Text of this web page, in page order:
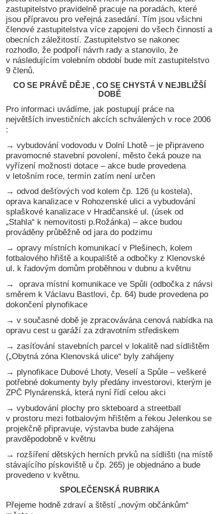
zastupitelstvo pravidelně pracuje na poradách, které
jsou přípravou pro veřejná zasedání. Tím jsou všichni
členové zastupitelstva více zapojeni do všech činností a
obecních záležitostí. Zastupitelstvo se nakonec
rozhodlo, že podpoří návrh rady a stanovilo, že
v následujícím volebním období bude mít zastupitelstvo
9 členů.
CO SE PRÁVĚ DĚJE , CO SE CHYSTÁ V NEJBLIŽŠÍ
DOBĚ
Pro informaci uvádíme, jak postupují práce na
největších investičních akcích schválených v roce 2006
:
→ vybudování vodovodu v Dolní Lhotě – je připraveno
pravomocné stavební povolení, město čeká pouze na
vyřízení možnosti dotace – akce bude provedena
v letošním roce, termín zatím není určen
→ odvod dešťových vod kolem čp. 126 (u kostela),
oprava kanalizace v Rohozenské ulici a vybudování
splaškové kanalizace v Hradčanské ul. (úsek od
„Stahla“ k nemovitosti p.Rožánka) – akce budou
prováděny průběžně od jara do podzimu
→ opravy místních komunikací v Plešinech, kolem
fotbalového hřiště a koupaliště a odbočky z Klenovské
ul. k řadovým domům proběhnou v dubnu a květnu
→
oprava místní komunikace ve Spůli (odbočka z návsi
směrem k Václavu Bastlovi, čp. 64) bude provedena po
dokončení plynofikace
→ v současné době je zpracovávána cenová nabídka na
opravu cest u garáží za zdravotním střediskem
→ zasíťování stavebních parcel v lokalitě nad sídlištěm
(„Obytná zóna Klenovská ulice“ byly zahájeny
→ plynofikace Dubové Lhoty, Veselí a Spůle – veškeré
potřebné dokumenty byly předány investorovi, kterým je
ZPČ Plynárenská, která nyní řídí celou akci
→ vybudování plochy pro skteboard a streetball
v prostoru mezi fotbalovým hřištěm a řekou Jelenkou se
projekčně připravuje, výstavba bude zahájena
pravděpodobně v květnu
→ rozšíření dětských herních prvků na sídlišti (na místě
stávajícího pískoviště u čp. 265) je objednáno a bude
provedeno v květnu.
SPOLEČENSKÁ RUBRIKA
Přejeme hodně zdraví a štěstí „novým občánkům“